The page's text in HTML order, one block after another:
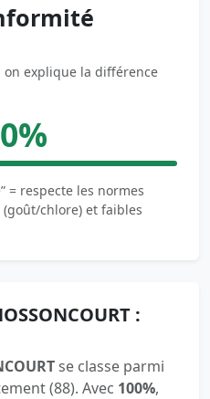
on explique la différence
= respecte les normes
(goût/chlore) et faibles
:
se classe parmi
(88). Avec 100%,